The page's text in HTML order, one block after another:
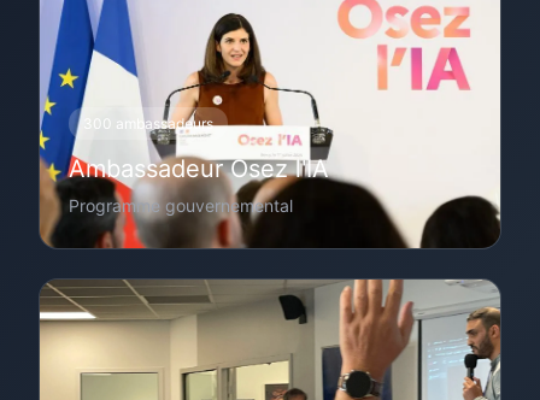
300 ambassadeurs
Ambassadeur Osez l'IA
Programme gouvernemental